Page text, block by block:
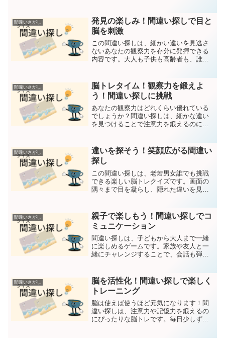
いは5つです。回答は下部にあります。第
一問目 第二問目 (...
間違いさがし
発見の楽しみ！間違い探しで目と
脳を刺激
この間違い探しは、細かい違いを見逃さ
ないあなたの観察力を存分に発揮できる
内容です。大人も子供も高齢者も、誰も
す。2つの画像から間違いを探してくださ
い間違いは5つです。回...
間違いさがし
脳トレタイム！観察力を鍛えよ
う！間違い探しに挑戦
あなたの観察力はどれくらい優れている
でしょうか？間違い探しは、細かな違い
を見つけることで注意力を鍛えるのに最
ら間違いを探してください間違いは5つで
す。回答は下部にあり...
間違いさがし
違いを探そう！笑顔広がる間違い
探し
この間違い探しは、老若男女誰でも挑戦
できる楽しい脳トレクイズです。画面の
隅々まで目を凝らし、隠れた違いを見つ
になれるひとときをお楽しみください！2
つの画像から間違いを探...
間違いさがし
親子で楽しもう！間違い探しでコ
ミュニケーション
間違い探しは、子どもから大人まで一緒
に楽しめるゲームです。家族や友人と一
緒にチャレンジすることで、会話も弾
ょう！2つの画像から間違いを探してくだ
さい間違いは5つです。回...
間違いさがし
脳を活性化！間違い探しで楽しく
トレーニング
脳は使えば使うほど元気になります！間
違い探しは、注意力や記憶力を鍛えるの
にぴったりな脳トレです。毎日少しずつ